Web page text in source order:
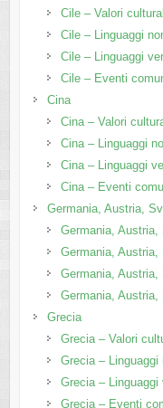
Cile – Valori
Cile – Linguaggi
Cile – Linguaggi
Cile – Eventi
Cina
Cina – Valori
Cina – Linguaggi
Cina – Linguaggi
Cina – Eventi
Germania, Austria,
Germania,
Germania, Austria,
Germania, Austria,
Germania,
Grecia
Grecia – Valori
Grecia – Linguaggi
Grecia – Linguaggi
Grecia – Eventi